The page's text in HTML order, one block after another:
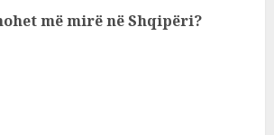
më mirë në Shqipëri?